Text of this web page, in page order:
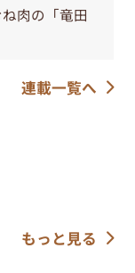
肉の「竜田
連載一覧へ
もっと見る